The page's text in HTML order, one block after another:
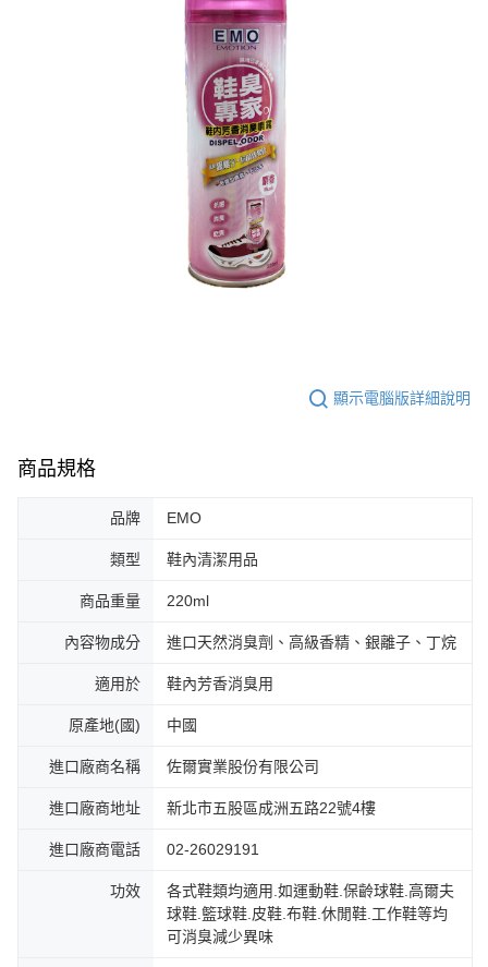
顯示電腦版詳細說明
商品規格
品牌 EMO
類型 鞋內清潔用品
商品重量 220ml
內容物成分 進口天然消臭劑、高級香精、銀離子、丁烷
適用於 鞋內芳香消臭用
原產地(國) 中國
進口廠商名稱 佐爾實業股份有限公司
進口廠商地址 新北市五股區成洲五路22號4樓
進口廠商電話 02-26029191
功效
各式鞋類均適用.如運動鞋.保齡球鞋.高爾夫
球鞋.籃球鞋.皮鞋.布鞋.休閒鞋.工作鞋等均
可消臭減少異味